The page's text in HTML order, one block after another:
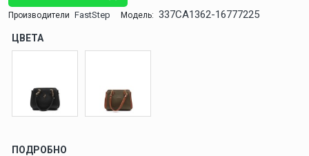
Производители FastStep Модель: 337CA1362-16777225
ЦВЕТА
ПОДРОБНО